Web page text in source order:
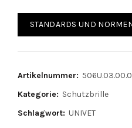
STANDARDS UND
Artikelnummer:
Kategorie: Schutzbrille
Schlagwort: UNIVET